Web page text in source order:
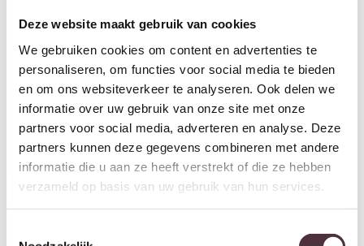
Deze website maakt gebruik van cookies
We gebruiken cookies om content en advertenties te
personaliseren, om functies voor social media te bieden
en om ons websiteverkeer te analyseren. Ook delen we
informatie over uw gebruik van onze site met onze
partners voor social media, adverteren en analyse. Deze
partners kunnen deze gegevens combineren met andere
informatie die u aan ze heeft verstrekt of die ze hebben
verzameld op basis van uw gebruik van hun services.
Richmond Interiors Wandkast
Bowic brushed gold
€2.091,00
Richmond Interiors Wandkast
€2.649,00